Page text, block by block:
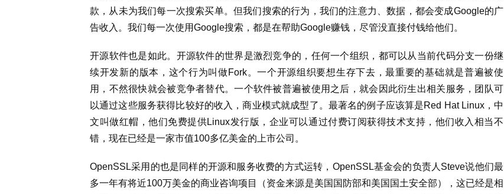
款，从未为我们每一次搜索买单。但我们搜索的行为，我们的注意力、数据，都会变成Google的广
告收入。我们每一次使用Google搜索，都是在帮助Google赚钱，尽管没直接付钱给他们。
开源软件也是如此。开源软件的世界是激烈竞争的，任何一个组织，都可以从当前代码分支一份继
续开发新的版本，这个行为叫做Fork。一个开源组织要想生存下去，最重要的基础就是普遍被使
用，不然很快就会被竞争者替代。一个软件被普遍被使用之后，就会因此衍生出相关服务，团队可
以通过这些服务获得比较好的收入，商业模式就成型了。最著名的例子应该算是Red Hat Linux，中
文叫做红帽，他们免费提供Linux发行版，企业可以通过付费订阅获得技术支持，他们收入相当不
错，现在已经是一家市值100多亿美金的上市公司。
OpenSSL采用的也是同样的开源和服务收费的方式运转，OpenSSL基金会的负责人Steve说他们最
多一年有将近100万美金的商业咨询项目（资金来源是美国国防部和美国国土安全部），这已经是相